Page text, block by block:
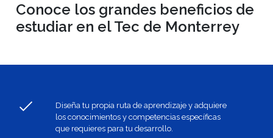
Conoce los grandes beneficios de
estudiar en el Tec de Monterrey
Diseña tu propia ruta de aprendizaje y adquiere
los conocimientos y competencias específicas
que requieres para tu desarrollo.